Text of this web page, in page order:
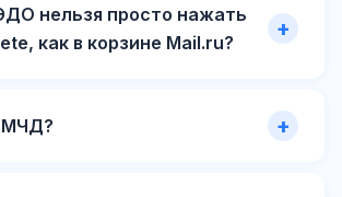
нельзя просто нажать
как в корзине Mail.ru?
МЧД?